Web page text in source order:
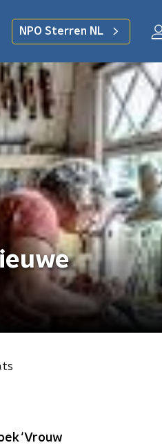
NPO Sterren NL
‘Vrouw